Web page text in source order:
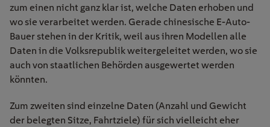
zum einen nicht ganz klar ist, welche Daten erhoben und
wo sie verarbeitet werden. Gerade chinesische E-Auto-
Bauer stehen in der Kritik, weil aus ihren Modellen alle
Daten in die Volksrepublik weitergeleitet werden, wo sie
auch von staatlichen Behörden ausgewertet werden
könnten.
Zum zweiten sind einzelne Daten (Anzahl und Gewicht
der belegten Sitze, Fahrtziele) für sich vielleicht eher